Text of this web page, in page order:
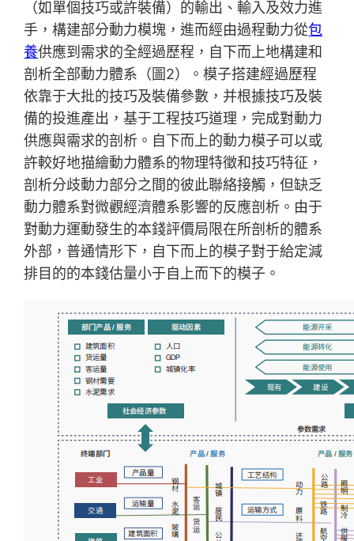
（如單個技巧或許裝備）的輸出、輸入及效力進
手，構建部分動力模塊，進而經由過程動力從包
養供應到需求的全經過歷程，自下而上地構建和
剖析全部動力體系（圖2）。模子搭建經過歷程
依靠于大批的技巧及裝備參數，并根據技巧及裝
備的投進產出，基于工程技巧道理，完成對動力
供應與需求的剖析。自下而上的動力模子可以或
許較好地描繪動力體系的物理特徵和技巧特征，
剖析分歧動力部分之間的彼此聯絡接觸，但缺乏
動力體系對微觀經濟體系影響的反應剖析。由于
對動力運動發生的本錢評價局限在所剖析的體系
外部，普通情形下，自下而上的模子對于給定減
排目的的本錢估量小于自上而下的模子。